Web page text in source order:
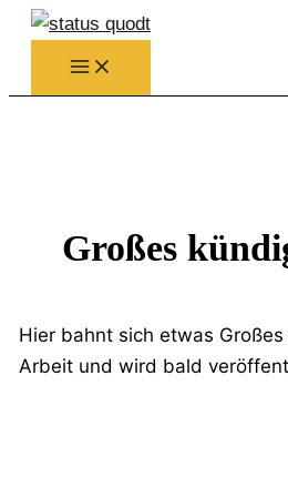
Zum
Inhalt
springen
Großes
Hier bahnt sich etwas
Arbeit und wird bald